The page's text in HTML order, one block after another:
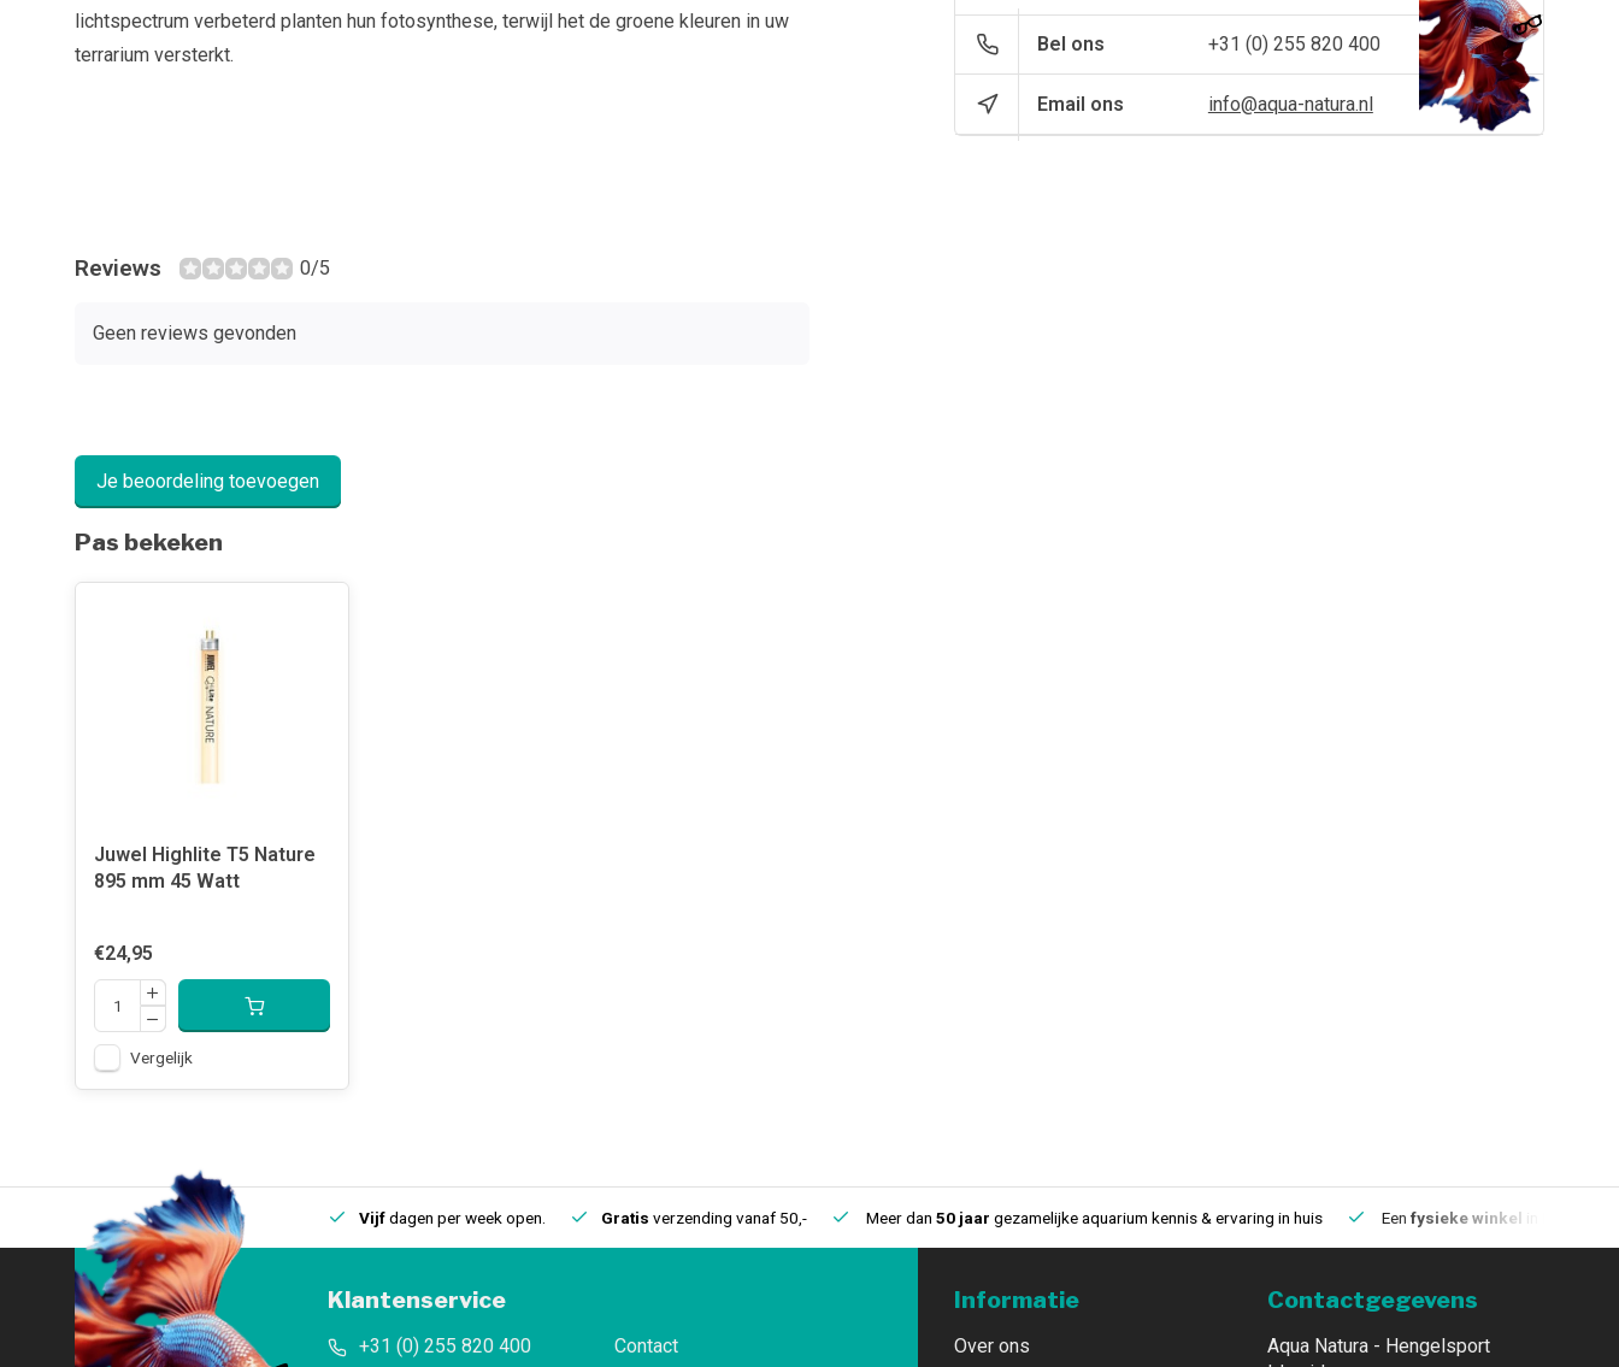
lichtspectrum verbeterd planten hun fotosynthese, terwijl het de groene kleuren in uw
terrarium versterkt.
Reviews 0/5
Geen reviews gevonden
Je beoordeling toevoegen
Bel ons +31 (0) 255 820 400
Email ons info@aqua-natura.nl
Pas bekeken
Juwel Highlite T5 Nature
895 mm 45 Watt
€24,95
Vergelijk
Eenfysieke winkelin IJmuiden Vijfdagen per week open. Gratis verzending vanaf 50,- Meer dan 50 jaar gezamelijke aquarium kennis & ervaring in huis Een fysieke winkel
Klantenservice
+31 (0) 255 820 400 Contact
Informatie
Over ons
Contactgegevens
Aqua Natura - Hengelsport